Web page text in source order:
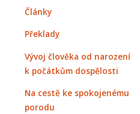
Články
Překlady
Vývoj člověka od narození
k počátkům dospělosti
Na cestě ke spokojenému
porodu